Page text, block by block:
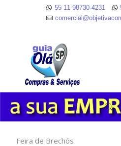
55 11 98730-4231
Feira de Brechós